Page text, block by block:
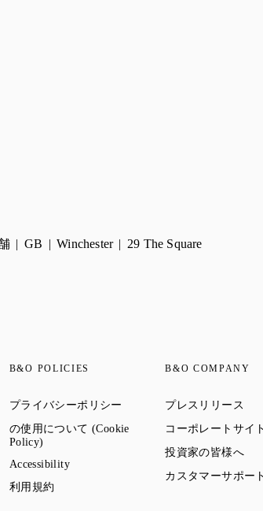
GB Winchester 29 The Square
Tab
Tab
B&O POLICIES
プライバシーポリシー Link Opens in New Tab
の使用について (Cookie
Policy)
AccessibilityLink Opens in New Tab
利用規約
B&O COMPANY
プレスリリース
コーポレートサイ
投資家の皆様へ
カスタマーサポー